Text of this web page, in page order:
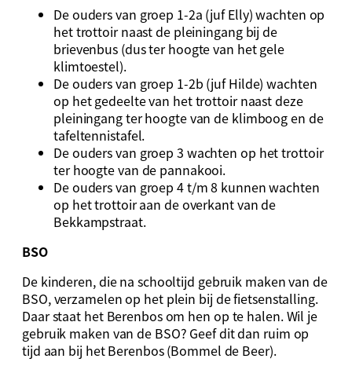
De ouders van groep 1-2a (juf Elly) wachten op
het trottoir naast de pleiningang bij de
brievenbus (dus ter hoogte van het gele
klimtoestel).
De ouders van groep 1-2b (juf Hilde) wachten
op het gedeelte van het trottoir naast deze
pleiningang ter hoogte van de klimboog en de
tafeltennistafel.
De ouders van groep 3 wachten op het trottoir
ter hoogte van de pannakooi.
De ouders van groep 4 t/m 8 kunnen wachten
op het trottoir aan de overkant van de
Bekkampstraat.
BSO
De kinderen, die na schooltijd gebruik maken van de
BSO, verzamelen op het plein bij de fietsenstalling.
Daar staat het Berenbos om hen op te halen. Wil je
gebruik maken van de BSO? Geef dit dan ruim op
tijd aan bij het Berenbos (Bommel de Beer).